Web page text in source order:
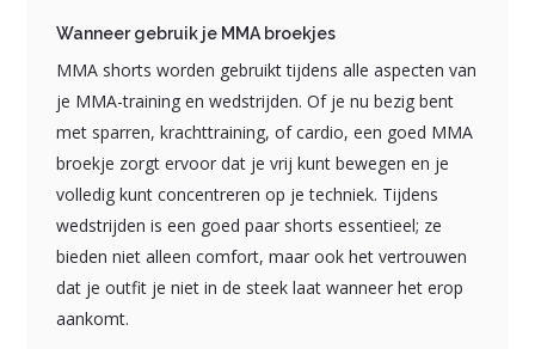
Wanneer gebruik je MMA broekjes
MMA shorts worden gebruikt tijdens alle aspecten van
je MMA-training en wedstrijden. Of je nu bezig bent
met sparren, krachttraining, of cardio, een goed MMA
broekje zorgt ervoor dat je vrij kunt bewegen en je
volledig kunt concentreren op je techniek. Tijdens
wedstrijden is een goed paar shorts essentieel; ze
bieden niet alleen comfort, maar ook het vertrouwen
dat je outfit je niet in de steek laat wanneer het erop
aankomt.